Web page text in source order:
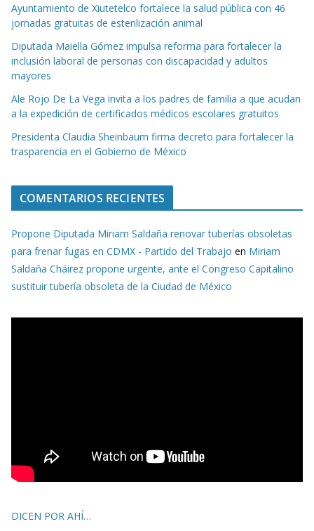
Ayuntamiento de Xiutetelco fortalece la salud pública con 46
jornadas gratuitas de esterilización animal
Diputada Maiella Gómez impulsa reforma para fortalecer la
inclusión laboral de personas con discapacidad y adultos
mayores
Ale Rojo De La Vega invita a los padres de familia a que acudan
a la expedición de certificados médicos escolares gratuitos
Presidenta Claudia Sheinbaum firma decreto para fortalecer la
trasparencia en el Gobierno de México
COMENTARIOS RECIENTES
Propone Diputada Miriam Saldaña renovar tuberías obsoletas
para frenar fugas en CDMX - Partido del Trabajo en Miriam
Saldaña Cháirez propone urgente, ante el Congreso Capitalino
sustituir tubería obsoleta de la Ciudad de México
DICEN POR AHÍ…